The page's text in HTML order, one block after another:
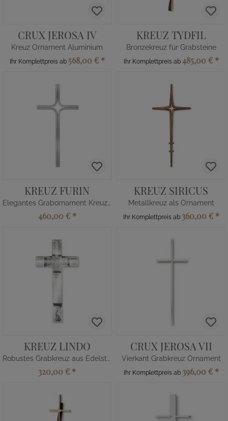
CRUX JEROSA IV
Kreuz Ornament Aluminium
Ihr Komplettpreis ab 568,00 € *
KREUZ TYDFIL
Bronzekreuz für Grabsteine
Ihr Komplettpreis ab 485,00 € *
KREUZ FURIN
Elegantes Grabornament Kreuz aus Edelstahl
460,00 € *
KREUZ SIRICUS
Metallkreuz als Ornament
Ihr Komplettpreis ab 360,00 € *
KREUZ LINDO
Robustes Grabkreuz aus Edelstahl
320,00 € *
CRUX JEROSA VII
Vierkant Grabkreuz Ornament
Ihr Komplettpreis ab 396,00 € *